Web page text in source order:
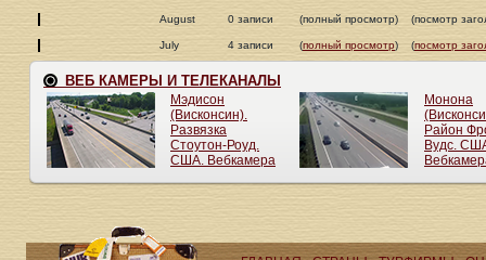
August 0 записи (полный просмотр) (посмотр
July 4 записи (полный просмотр) (посмотр